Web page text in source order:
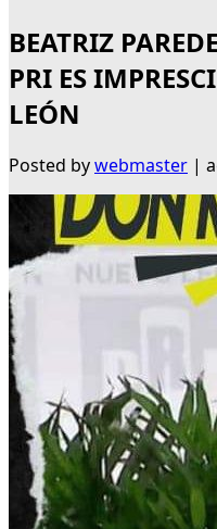
BEATRIZ
PRI ES
LEÓN
Posted bywebmaster |